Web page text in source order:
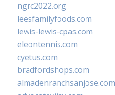
ngrc2022.org
leesfamilyfoods.com
lewis-lewis-cpas.com
eleontennis.com
cyetus.com
bradfordshops.com
almadenranchsanjose.com